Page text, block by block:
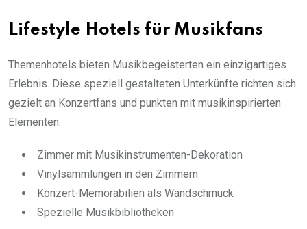
Lifestyle Hotels für Musikfans
Themenhotels bieten Musikbegeisterten ein einzigartiges
Erlebnis. Diese speziell gestalteten Unterkünfte richten sich
gezielt an Konzertfans und punkten mit musikinspirierten
Elementen:
Zimmer mit Musikinstrumenten-Dekoration
Vinylsammlungen in den Zimmern
Konzert-Memorabilien als Wandschmuck
Spezielle Musikbibliotheken